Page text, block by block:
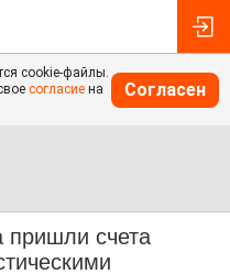
cookie-файлы.
согласие на
Согласен
пришли счета